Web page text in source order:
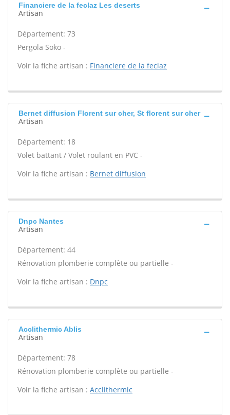
Financiere de la feclaz Les deserts
Artisan
Département: 73
Pergola Soko -
Voir la fiche artisan : Financiere de la feclaz
Bernet diffusion Florent sur cher, St florent sur cher
Artisan
Département: 18
Volet battant / Volet roulant en PVC -
Voir la fiche artisan : Bernet diffusion
Dnpc Nantes
Artisan
Département: 44
Rénovation plomberie complète ou partielle -
Voir la fiche artisan : Dnpc
Acclithermic Ablis
Artisan
Département: 78
Rénovation plomberie complète ou partielle -
Voir la fiche artisan : Acclithermic